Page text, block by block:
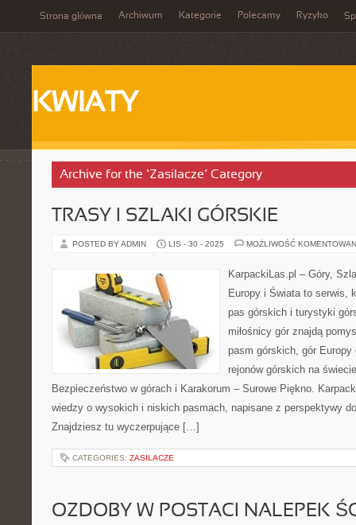
Strona główna Archiwum Kategorie Polecamy Ryzyko
KWIATY
Archive for the ‘Zasilacze’ Category
TRASY I SZLAKI GÓRSKIE
POSTED BY ADMIN LIS - 30 - 2025 MOŻLIWOŚĆ
KarpackiLas.pl – Góry,
Europy i Świata to serwis,
pas górskich i turystyki
miłośnicy gór znajdą
pasm górskich, gór
rejonów górskich na
Bezpieczeństwo w górach i Karakorum – Surowe Piękno.
wiedzy o wysokich i niskich pasmach, napisane z perspektywy
Znajdziesz tu wyczerpujące […]
CATEGORIES: ZASILACZE
OZDOBY W POSTACI NALEPEK